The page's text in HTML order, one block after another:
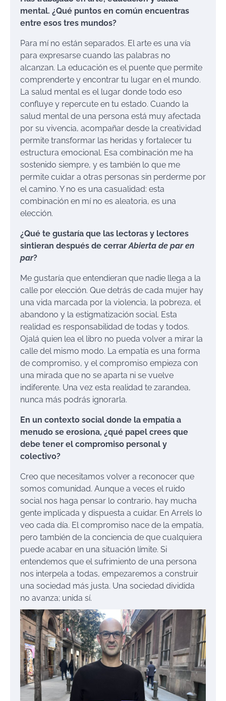
mental. ¿Qué puntos en común encuentras
entre esos tres mundos?
Para mí no están separados. El arte es una vía
para expresarse cuando las palabras no
alcanzan. La educación es el puente que permite
comprenderte y encontrar tu lugar en el mundo.
La salud mental es el lugar donde todo eso
confluye y repercute en tu estado. Cuando la
salud mental de una persona está muy afectada
por su vivencia, acompañar desde la creatividad
permite transformar las heridas y fortalecer tu
estructura emocional. Esa combinación me ha
sostenido siempre, y es también lo que me
permite cuidar a otras personas sin perderme por
el camino. Y no es una casualidad: esta
combinación en mí no es aleatoria, es una
elección.
¿Qué te gustaría que las lectoras y lectores
sintieran después de cerrarAbierta de par en
par?
Me gustaría que entendieran que nadie llega a la
calle por elección. Que detrás de cada mujer hay
una vida marcada por la violencia, la pobreza, el
abandono y la estigmatización social. Esta
realidad es responsabilidad de todas y todos.
Ojalá quien lea el libro no pueda volver a mirar la
calle del mismo modo. La empatía es una forma
de compromiso, y el compromiso empieza con
una mirada que no se aparta ni se vuelve
indiferente. Una vez esta realidad te zarandea,
nunca más podrás ignorarla.
En un contexto social donde la empatía a
menudo se erosiona, ¿qué papel crees que
debe tener el compromiso personal y
colectivo?
Creo que necesitamos volver a reconocer que
somos comunidad. Aunque a veces el ruido
social nos haga pensar lo contrario, hay mucha
gente implicada y dispuesta a cuidar. En Arrels lo
veo cada día. El compromiso nace de la empatía,
pero también de la conciencia de que cualquiera
puede acabar en una situación límite. Si
entendemos que el sufrimiento de una persona
nos interpela a todas, empezaremos a construir
una sociedad más justa. Una sociedad dividida
no avanza; unida sí.